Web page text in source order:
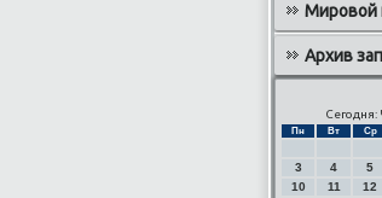
Мировой
Архив
Сегодня:
Пн Вт Ср
3
4 5
10
11 12